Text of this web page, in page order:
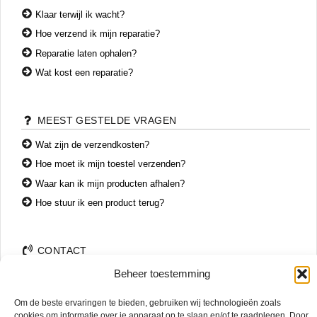
Beheer toestemming
Om de beste ervaringen te bieden, gebruiken wij technologieën zoals
Klaar terwijl ik wacht?
Hoe verzend ik mijn reparatie?
Reparatie laten ophalen?
Wat kost een reparatie?
MEEST GESTELDE VRAGEN
Wat zijn de verzendkosten?
Hoe moet ik mijn toestel verzenden?
Waar kan ik mijn producten afhalen?
Hoe stuur ik een product terug?
CONTACT
Wemenstraat 26